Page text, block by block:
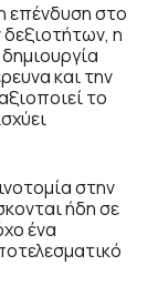
επένδυση στο
η
και την
το
στην
ήδη σε
ένα